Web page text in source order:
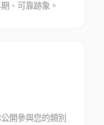
、可靠跡象。
開參與您的類別